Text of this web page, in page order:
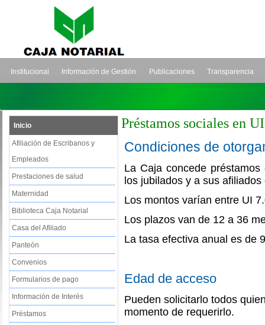
Institucional Información de Gestión Publicaciones Transparencia
Inicio
Afiliación de Escribanos y
Empleados
Prestaciones de salud
Maternidad
Biblioteca Caja Notarial
Casa del Afiliado
Panteón
Convenios
Formularios de pago
Información de Interés
Préstamos
Préstamos sociales en UI
Condiciones de
La Caja concede
los jubilados y a sus
Los montos varían entre UI
Los plazos van de 12 a 36
La tasa efectiva anual es de
Edad de acceso
Pueden solicitarlo todos
momento de requerirlo.